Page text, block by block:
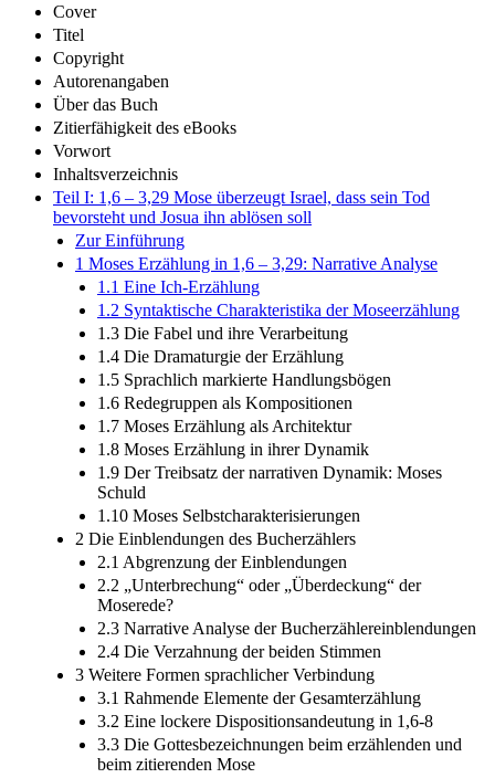
Cover
Titel
Copyright
Autorenangaben
Über das Buch
Zitierfähigkeit des eBooks
Vorwort
Inhaltsverzeichnis
Teil I: 1,6 – 3,29 Mose überzeugt Israel, dass sein Tod
bevorsteht und Josua ihn ablösen soll
Zur Einführung
1 Moses Erzählung in 1,6 – 3,29: Narrative Analyse
1.1 Eine Ich-Erzählung
1.2 Syntaktische Charakteristika der Moseerzählung
1.3 Die Fabel und ihre Verarbeitung
1.4 Die Dramaturgie der Erzählung
1.5 Sprachlich markierte Handlungsbögen
1.6 Redegruppen als Kompositionen
1.7 Moses Erzählung als Architektur
1.8 Moses Erzählung in ihrer Dynamik
1.9 Der Treibsatz der narrativen Dynamik: Moses
Schuld
1.10 Moses Selbstcharakterisierungen
2 Die Einblendungen des Bucherzählers
2.1 Abgrenzung der Einblendungen
2.2 „Unterbrechung“ oder „Überdeckung“ der
Moserede?
2.3 Narrative Analyse der Bucherzählereinblendungen
2.4 Die Verzahnung der beiden Stimmen
3 Weitere Formen sprachlicher Verbindung
3.1 Rahmende Elemente der Gesamterzählung
3.2 Eine lockere Dispositionsandeutung in 1,6-8
3.3 Die Gottesbezeichnungen beim erzählenden und
beim zitierenden Mose